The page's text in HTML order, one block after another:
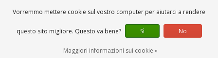
0 Articoli
IT
Vorremmo mettere cookie sul vostro computer per aiutarci a rendere
questo sito migliore. Questo va bene? Sì No
Maggiori informazioni sui cookie »